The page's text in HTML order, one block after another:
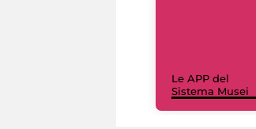
Le APP del
Sistema Musei